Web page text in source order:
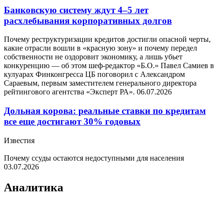
Банковскую систему ждут 4–5 лет
расхлебывания корпоративных долгов
Почему реструктуризации кредитов достигли опасной черты,
какие отрасли вошли в «красную зону» и почему передел
собственности не оздоровит экономику, а лишь убьет
конкуренцию — об этом шеф-редактор «Б.О.» Павел Самиев в
кулуарах Финконгресса ЦБ поговорил с Александром
Сараевым, первым заместителем генерального директора
рейтингового агентства «Эксперт РА». 06.07.2026
Дольная корова: реальные ставки по кредитам
все еще достигают 30% годовых
Известия
Почему ссуды остаются недоступными для населения
03.07.2026
Аналитика